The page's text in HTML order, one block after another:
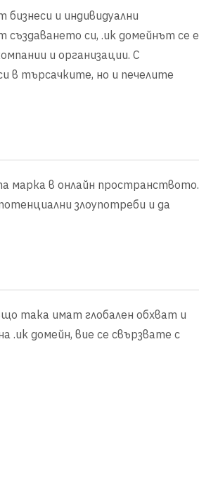
и индивидуални
си, .uk домейнът се е
и организации. С
в търсачките, но и печелите
марка в онлайн пространството.
злоупотреби и да
така имат глобален обхват и
.uk домейн, вие се свързвате с